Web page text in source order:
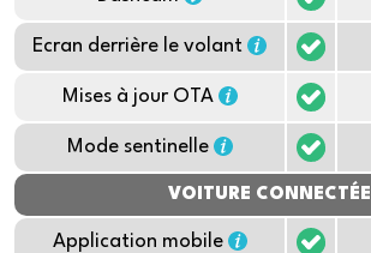
Ecran derrière le volant
Mises à jour OTA
Mode sentinelle
VOITURE CONNECTÉE
Application mobile